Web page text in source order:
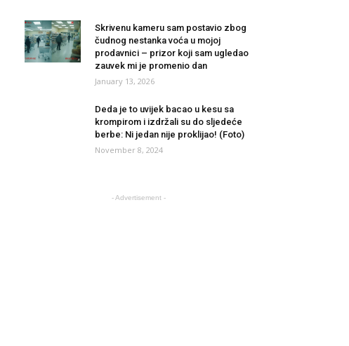
Skrivenu kameru sam postavio zbog
čudnog nestanka voća u mojoj
prodavnici – prizor koji sam ugledao
zauvek mi je promenio dan
January 13, 2026
Deda je to uvijek bacao u kesu sa
krompirom i izdržali su do sljedeće
berbe: Ni jedan nije proklijao! (Foto)
November 8, 2024
- Advertisement -